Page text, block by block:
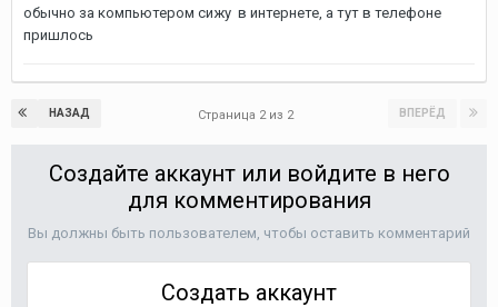
обычно за компьютером сижу в интернете, а тут в телефоне
пришлось
НАЗАД ВПЕРЁД
Страница 2 из 2
Создайте аккаунт или войдите в него
для комментирования
Вы должны быть пользователем, чтобы оставить комментарий
Создать аккаунт